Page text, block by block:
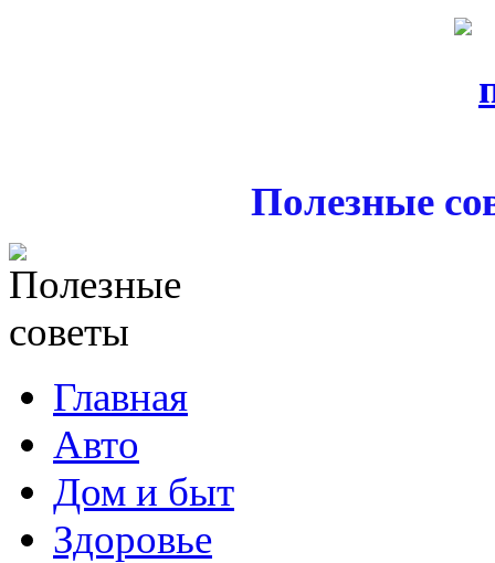
Полезные
Главная
Авто
Дом и быт
Здоровье